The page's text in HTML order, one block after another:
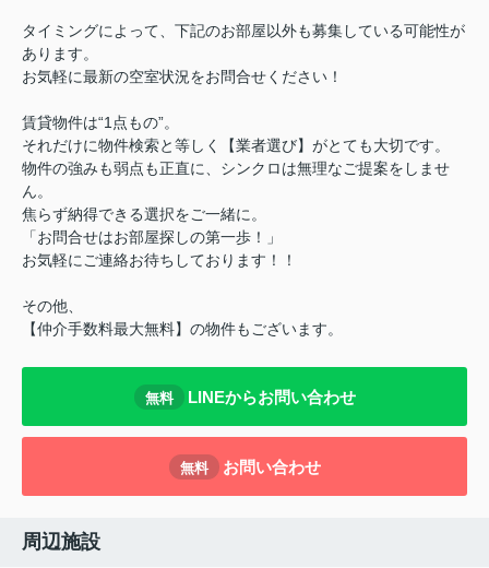
タイミングによって、下記のお部屋以外も募集している可能性が
あります。
お気軽に最新の空室状況をお問合せください！
賃貸物件は“1点もの”。
それだけに物件検索と等しく【業者選び】がとても大切です。
物件の強みも弱点も正直に、シンクロは無理なご提案をしませ
ん。
焦らず納得できる選択をご一緒に。
「お問合せはお部屋探しの第一歩！」
お気軽にご連絡お待ちしております！！
その他、
【仲介手数料最大無料】の物件もございます。
無料 LINEからお問い合わせ
無料 お問い合わせ
周辺施設